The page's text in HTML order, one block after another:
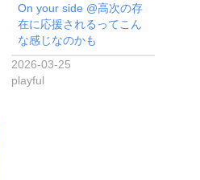
On your side @高次の存
在に応援されるってこん
な感じなのかも
2026-03-25
playful